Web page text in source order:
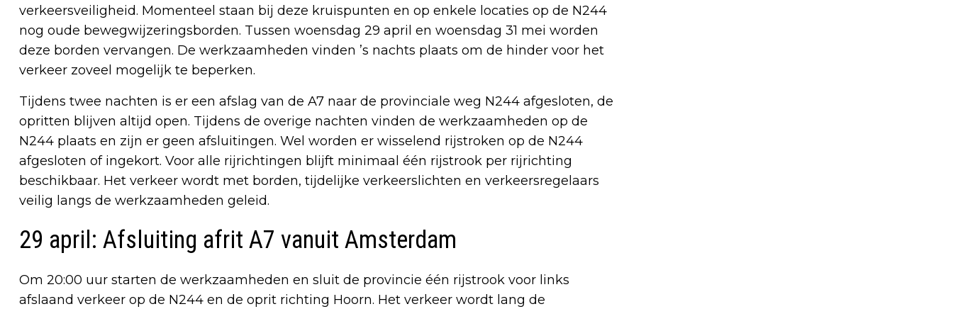
verkeersveiligheid. Momenteel staan bij deze kruispunten en op enkele locaties op de N244
nog oude bewegwijzeringsborden. Tussen woensdag 29 april en woensdag 31 mei worden
deze borden vervangen. De werkzaamheden vinden ’s nachts plaats om de hinder voor het
verkeer zoveel mogelijk te beperken.
Tijdens twee nachten is er een afslag van de A7 naar de provinciale weg N244 afgesloten, de
opritten blijven altijd open. Tijdens de overige nachten vinden de werkzaamheden op de
N244 plaats en zijn er geen afsluitingen. Wel worden er wisselend rijstroken op de N244
afgesloten of ingekort. Voor alle rijrichtingen blijft minimaal één rijstrook per rijrichting
beschikbaar. Het verkeer wordt met borden, tijdelijke verkeerslichten en verkeersregelaars
veilig langs de werkzaamheden geleid.
29 april: Afsluiting afrit A7 vanuit Amsterdam
Om 20:00 uur starten de werkzaamheden en sluit de provincie één rijstrook voor links
afslaand verkeer op de N244 en de oprit richting Hoorn. Het verkeer wordt lang de